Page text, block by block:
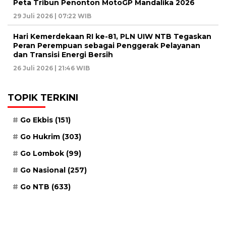
Peta Tribun Penonton MotoGP Mandalika 2026
29 Juli 2026 | 07:22 WIB
Hari Kemerdekaan RI ke-81, PLN UIW NTB Tegaskan
Peran Perempuan sebagai Penggerak Pelayanan
dan Transisi Energi Bersih
26 Juli 2026 | 21:46 WIB
TOPIK TERKINI
Go Ekbis (151)
Go Hukrim (303)
Go Lombok (99)
Go Nasional (257)
Go NTB (633)